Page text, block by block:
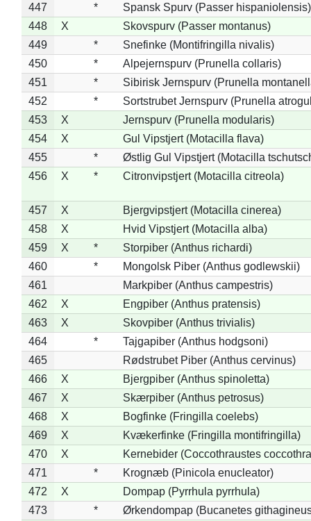
447
*
Spansk Spurv (Passer hispaniolensis)
448
X
Skovspurv (Passer montanus)
449
*
Snefinke (Montifringilla nivalis)
450
*
Alpejernspurv (Prunella collaris)
451
*
Sibirisk Jernspurv (Prunella
452
*
Sortstrubet Jernspurv (Prunella
453
X
Jernspurv (Prunella modularis)
454
X
Gul Vipstjert (Motacilla flava)
455
*
Østlig Gul Vipstjert (Motacilla
456
X * Citronvipstjert (Motacilla citreola)
457 X
Bjergvipstjert (Motacilla cinerea)
458
X
Hvid Vipstjert (Motacilla alba)
459
X *
Storpiber (Anthus richardi)
460
*
Mongolsk Piber (Anthus godlewskii)
461
Markpiber (Anthus campestris)
462
X
Engpiber (Anthus pratensis)
463
X
Skovpiber (Anthus trivialis)
464
*
Tajgapiber (Anthus hodgsoni)
465
Rødstrubet Piber (Anthus cervinus)
466
X
Bjergpiber (Anthus spinoletta)
467
X
Skærpiber (Anthus petrosus)
468
X
Bogfinke (Fringilla coelebs)
469
X
Kvækerfinke (Fringilla montifringilla)
470
X
Kernebider (Coccothraustes
471
*
Krognæb (Pinicola enucleator)
472
X
Dompap (Pyrrhula pyrrhula)
473
* Ørkendompap (Bucanetes